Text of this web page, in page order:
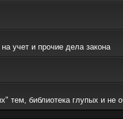
учет и прочие дела закона
тем, библиотека глупых и не